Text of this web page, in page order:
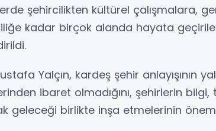
şehircilikten kültürel çalışmalara,
kadar birçok alanda hayata
Yalçın, kardeş şehir anlayışının
ibaret olmadığını, şehirlerin
geleceği birlikte inşa etmelerinin